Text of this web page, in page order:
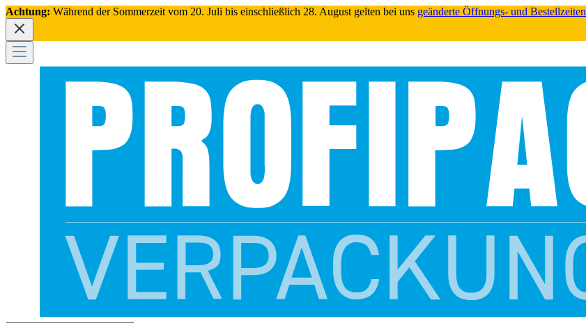
Achtung: Während der Sommerzeit vom 20. Juli bis einschließlich 28. August gelten bei uns geänderte Öffnungs- und Bestellzeiten